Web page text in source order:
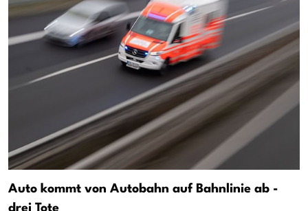
Auto kommt von Autobahn auf Bahnlinie ab -
drei Tote